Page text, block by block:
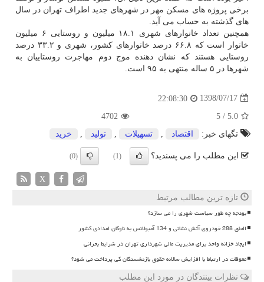
برخی پروژه های مسكن مهر در شهرهای جدید اطراف تهران در سال
های گذشته به حساب می آید.
همچنین تعداد خانوارهای شهری ۱۸.۱ میلیون و روستایی ۶ میلیون
خانوار است كه ۶۶.۸ درصد خانوارهای كشور، شهری و ۳۳.۲ درصد
روستایی هستند كه نشان دهنده موج دوم مهاجرت روستاییان به
شهرها در ۵ ساله منتهی به ۹۵ است.
1398/07/17
22:08:30
5.0
/
5
4702
تگهای خبر:
اقتصاد تسهیلات تولید خرید
این مطلب را می پسندید؟ (1)
(0)
X
تازه ترین مطالب مرتبط
بودجه چه طور سیاست شهری را می سازد؟
الحاق 288 خودروی آتش نشانی و 134 آمبولانس به ناوگان امدادی کشور
ایجاد خزانه واحد برای مدیریت مالی شهرداری تهران در شرایط بحرانی
معوقات در ارتباط با افزایش سالانه حقوق بازنشستگان کی پرداخت می شود؟
نظرات بینندگان در مورد این مطلب